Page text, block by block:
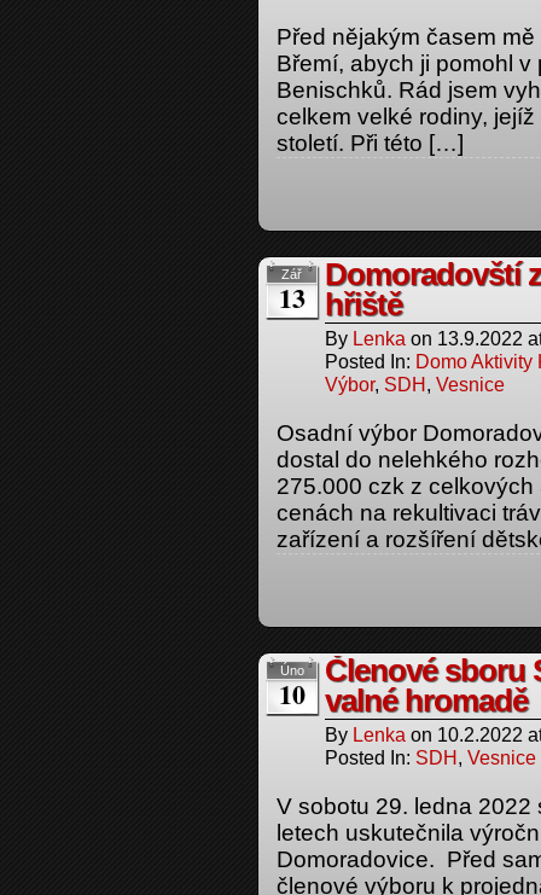
Před nějakým časem
Břemí, abych ji pomohl
Benischků. Rád jsem
celkem velké rodiny,
století. Při této […]
Zář
13
Domoradovští
hřiště
By Lenka on 13.9.2022
Posted In: Domo Aktivity
Výbor, SDH, Vesnice
Osadní výbor
dostal do nelehkého
275.000 czk z
cenách na rekultivaci
zařízení a rozšíření
Úno
10
Členové sboru
valné hromadě
By Lenka on 10.2.2022
Posted In: SDH, Vesnice
V sobotu 29. ledna
letech uskutečnila
Domoradovice. Před
členové výboru k